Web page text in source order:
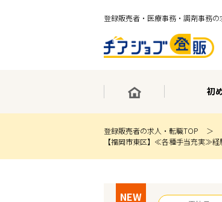
登録販売者・医療事務・調剤事務の
初
登録販売者の求人・転職TOP
【福岡市東区】≪各種手当充実≫経
NEW